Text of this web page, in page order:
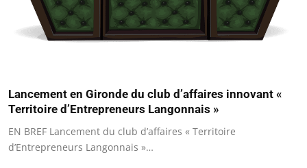
Lancement en Gironde du club d’affaires innovant «
Territoire d’Entrepreneurs Langonnais »
EN BREF Lancement du club d’affaires « Territoire
d’Entrepreneurs Langonnais »…